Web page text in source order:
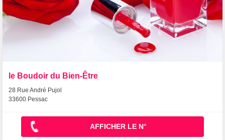
le Boudoir du Bien-Être
28 Rue André Pujol
33600 Pessac
AFFICHER LE N°